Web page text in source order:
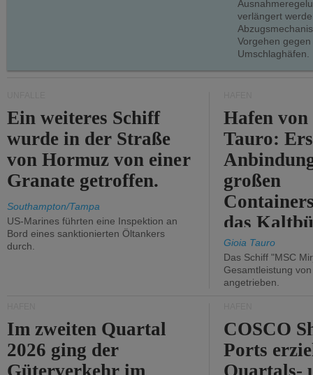
verlängert
Vorgehen
Umschlaghäfen.
Ein weiteres Schiff
wurde in der Straße
von Hormuz von einer
Granate getroffen.
Southampton/Tampa
US-Marines führten eine Inspektion an
Bord eines sanktionierten Öltankers
durch.
Hafen
Tauro:
großen
das
Gioia Tauro
Das Schiff "MSC
Gesamtleistung
angetrieben.
Im zweiten Quartal
2026 ging der
Güterverkehr im
COSCO
Ports
Quartals-